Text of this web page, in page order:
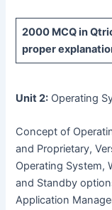
2000 MCQin
proper
Unit 2: Operating
Concept of
and Proprietary,
Operating System,
and Standby
Application